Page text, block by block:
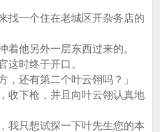
找一个住在老城区开杂务店的
着他另外一层东西过来的。
时终于开口。
还有第二个叶云翎吗？」
下枪，并且向叶云翎认真地
我只想试探一下叶先生您的本